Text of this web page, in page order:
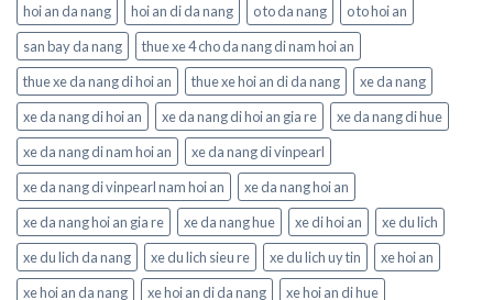
hoi an da nang
hoi an di da nang o to da nang
o to hoi an
san bay da nang
thue xe 4 cho da nang di nam hoi an
thue xe da nang di hoi an
thue xe hoi an di da nang
xe da nang
xe da nang di hoi an
xe da nang di hoi an gia re
xe da nang di hue
xe da nang di nam hoi an
xe da nang di vinpearl
xe da nang di vinpearl nam hoi an
xe da nang hoi an
xe da nang hoi an gia re
xe da nang hue xe di hoi an
xe du lich
xe du lich da nang
xe du lich sieu re xe du lich uy tin
xe hoi an
xe hoi an da nang
xe hoi an di da nang
xe hoi an di hue